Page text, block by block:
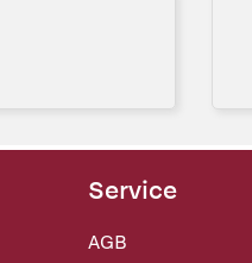
Service
AGB